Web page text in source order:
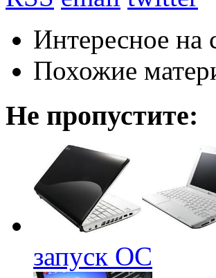
Интересное на
Похожие
Не пропустите:
запуск ОС